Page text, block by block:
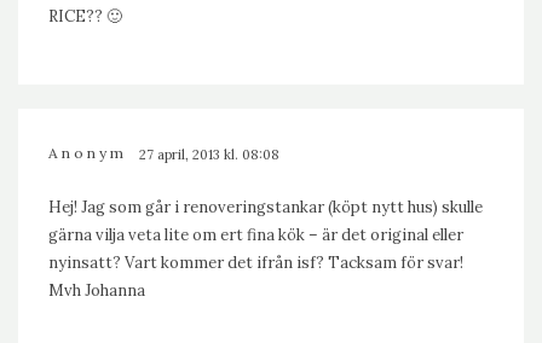
RICE?? 🙂
Anonym 27 april, 2013 kl. 08:08
Hej! Jag som går i renoveringstankar (köpt nytt hus) skulle
gärna vilja veta lite om ert fina kök – är det original eller
nyinsatt? Vart kommer det ifrån isf? Tacksam för svar!
Mvh Johanna